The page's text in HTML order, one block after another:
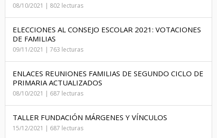
08/10/2021 | 802 lecturas
ELECCIONES AL CONSEJO ESCOLAR 2021: VOTACIONES
DE FAMILIAS
09/11/2021 | 763 lecturas
ENLACES REUNIONES FAMILIAS DE SEGUNDO CICLO DE
PRIMARIA ACTUALIZADOS
08/10/2021 | 687 lecturas
TALLER FUNDACIÓN MÁRGENES Y VÍNCULOS
15/12/2021 | 687 lecturas